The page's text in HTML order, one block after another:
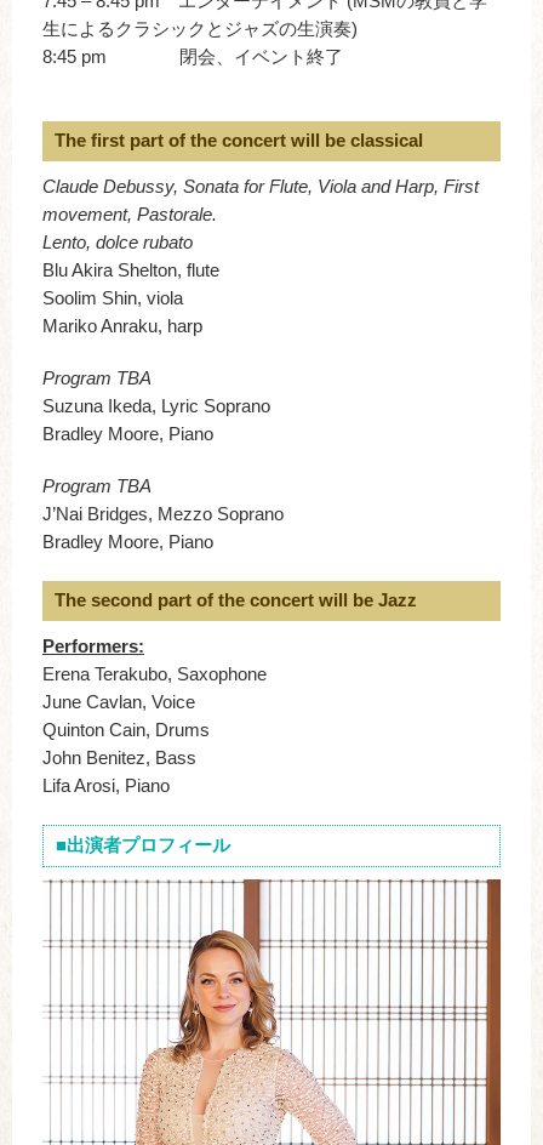
生によるクラシックとジャズの生演奏)
8:45 pm 閉会、イベント終了
The first part of the concert will be classical
Claude Debussy, Sonata for Flute, Viola and Harp, First
movement, Pastorale.
Lento, dolce rubato
Blu Akira Shelton, flute
Soolim Shin, viola
Mariko Anraku, harp
Program TBA
Suzuna Ikeda, Lyric Soprano
Bradley Moore, Piano
Program TBA
J’Nai Bridges, Mezzo Soprano
Bradley Moore, Piano
The second part of the concert will be Jazz
Performers:
Erena Terakubo, Saxophone
June Cavlan, Voice
Quinton Cain, Drums
John Benitez, Bass
Lifa Arosi, Piano
■出演者プロフィール